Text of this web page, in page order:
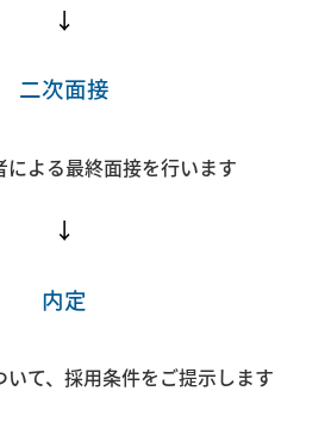
↓
二次面接
よる最終面接を行います
↓
内定
て、採用条件をご提示します